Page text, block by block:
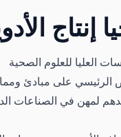
إنتاج
العليا للعلوم الصحية
على مبادئ
لمهن في الصناعات